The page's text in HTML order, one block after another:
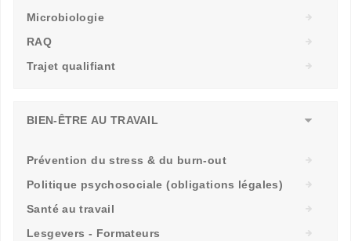
Microbiologie
RAQ
Trajet qualifiant
BIEN-ÊTRE AU TRAVAIL
Prévention du stress & du burn-out
Politique psychosociale (obligations légales)
Santé au travail
Lesgevers - Formateurs